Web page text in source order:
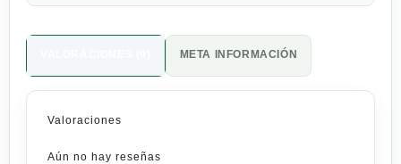
META INFORMACIÓN
Valoraciones
Aún no hay reseñas